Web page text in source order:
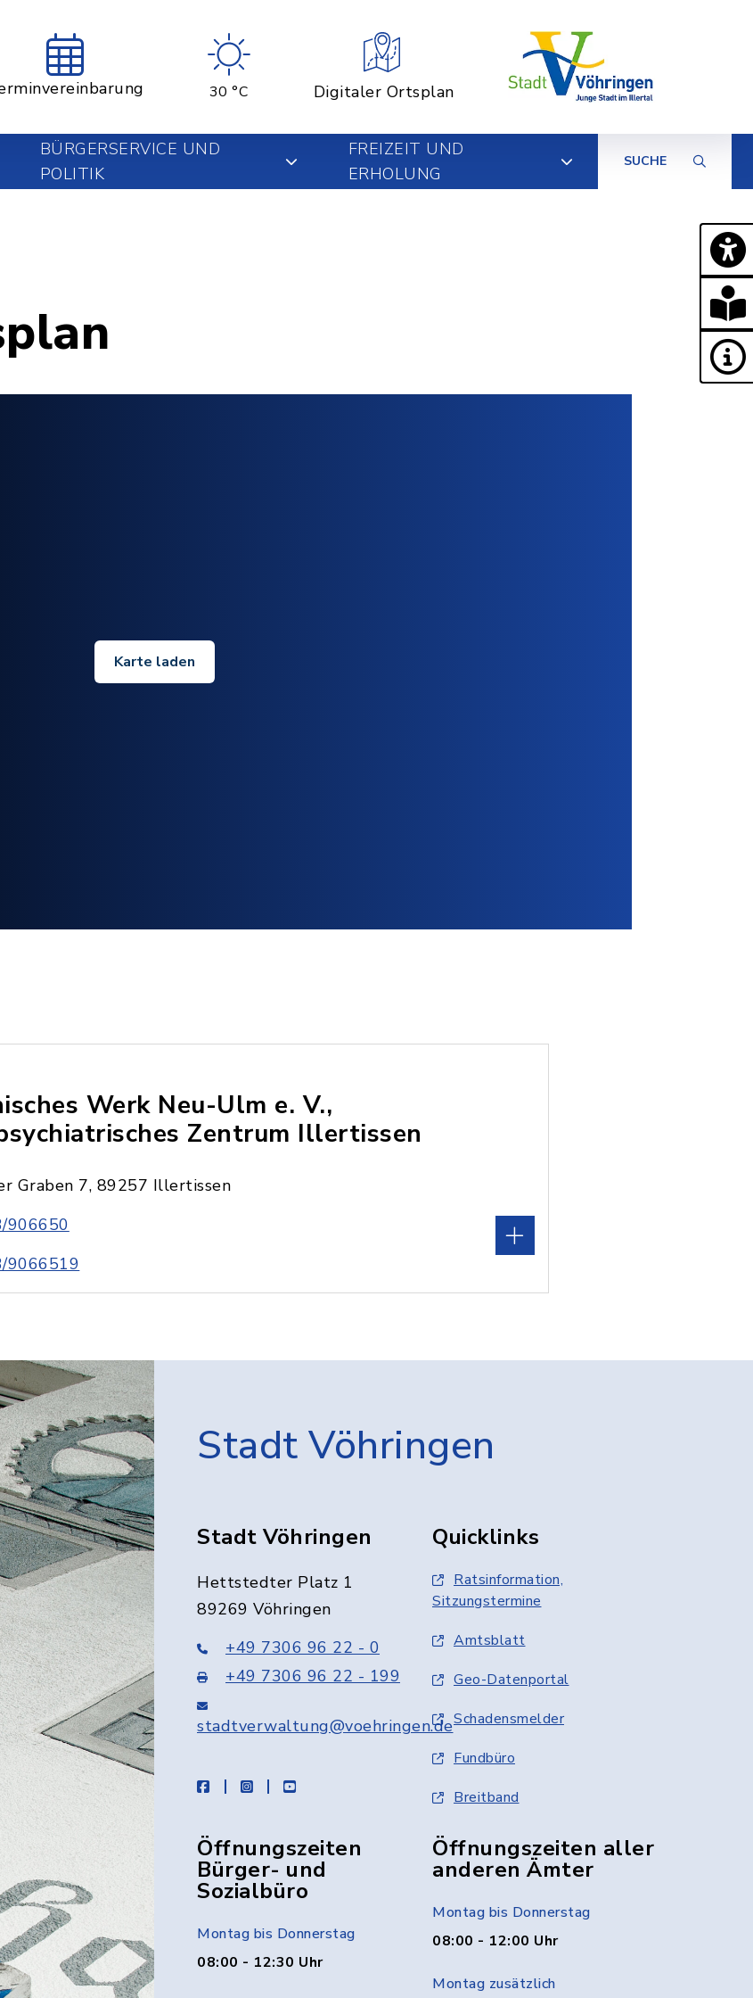
30 °C Digitaler Ortsplan
BÜRGERSERVICE UND
POLITIK
FREIZEIT UND
ERHOLUNG
SUCHE
Karte laden
Werk Neu-Ulm e. V.,
Zentrum Illertissen
Graben 7, 89257 Illertissen
906650
9066519
Stadt Vöhringen
Stadt Vöhringen
Hettstedter Platz 1
89269 Vöhringen
+49 7306 96 22 - 0
+49 7306 96 22 - 199
stadtverwaltung@voehringen.de
facebookinstagramyoutube
Quicklinks
Ratsinformation,
Sitzungstermine
Amtsblatt
Geo-Datenportal
Schadensmelder
Fundbüro
Breitband
Öffnungszeiten
Bürger- und
Sozialbüro
Montag bis Donnerstag
08:00 - 12:30 Uhr
Öffnungszeiten aller
anderen Ämter
Montag bis Donnerstag
08:00 - 12:00 Uhr
Montag zusätzlich